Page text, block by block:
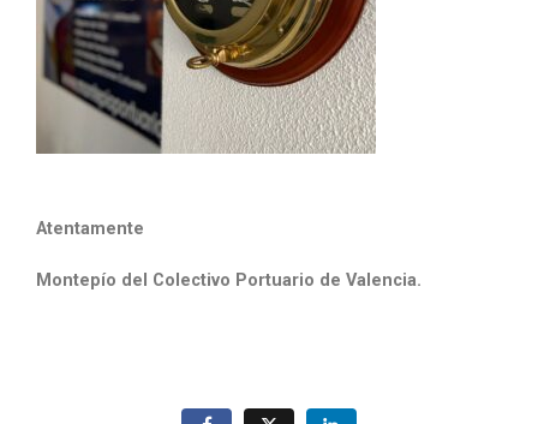
Atentamente
Montepío del Colectivo Portuario de Valencia.